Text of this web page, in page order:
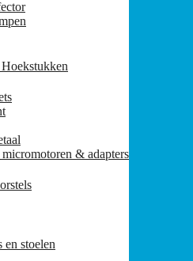
& adapters
en stoelen